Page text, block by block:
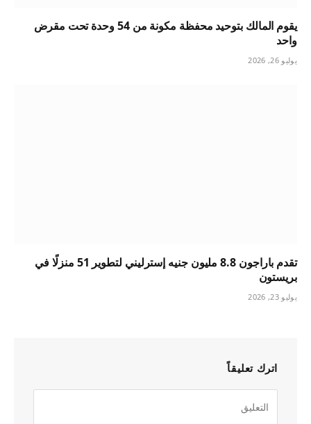
يقوم المالك بتوحيد محفظة مكونة من 54 وحدة تحت مقرض
واحد
يوليو 26, 2026
تقدم باراجون 8.8 مليون جنيه إسترليني لتطوير 51 منزلًا في
بريستون
يوليو 23, 2026
اترك تعليقاً